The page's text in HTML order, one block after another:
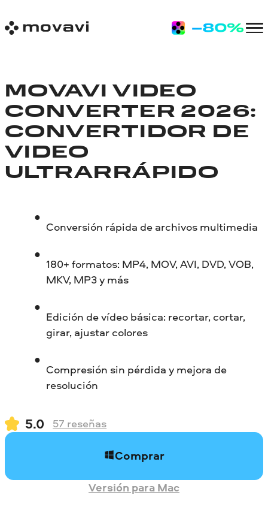
MOVAVI VIDEO
CONVERTER 2026:
CONVERTIDOR DE
VIDEO
ULTRARRÁPIDO
Conversión rápida de archivos multimedia
180+ formatos: MP4, MOV, AVI, DVD, VOB,
MKV, MP3 y más
Edición de vídeo básica: recortar, cortar,
girar, ajustar colores
Compresión sin pérdida y mejora de
resolución
5.0 57 reseñas
Comprar
Versión para Mac